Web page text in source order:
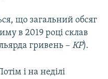
що загальний обсяг
в 2019 році склав
гривень – КР).
і на неділі